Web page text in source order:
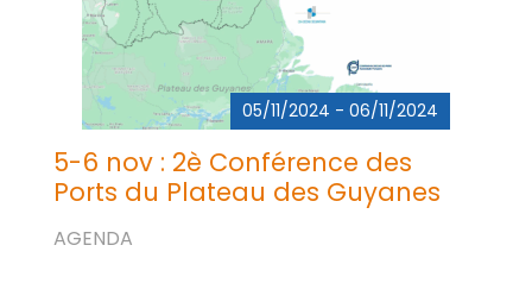
05/11/2024 - 06/11/2024
5-6 nov : 2è Conférence des
Ports du Plateau des Guyanes
AGENDA